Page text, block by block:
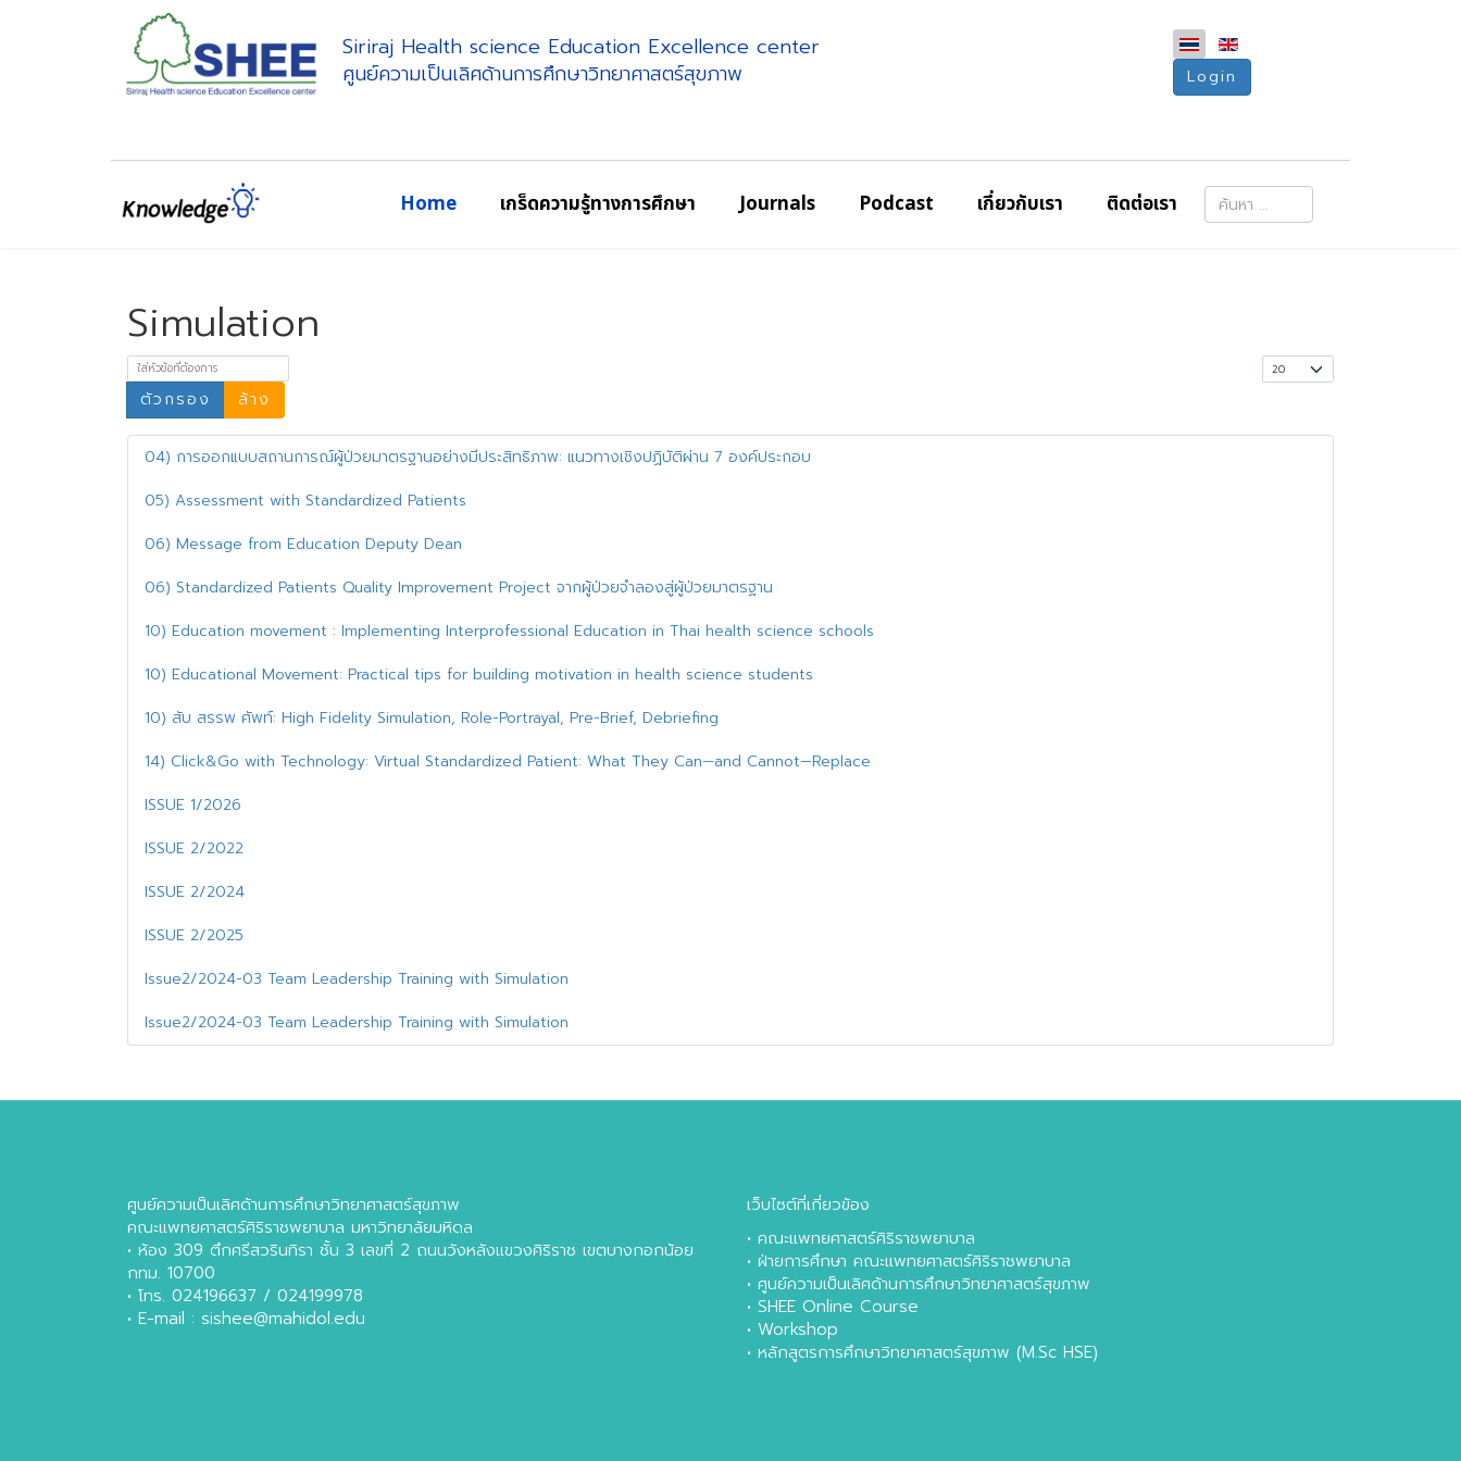
Siriraj Health science Education Excellence center
ศูนย์ความเป็นเลิศด้านการศึกษาวิทยาศาสตร์สุขภาพ
Login
Home เกร็ดความรู้ทางการศึกษา Journals Podcast เกี่ยวกับเรา ติดต่อเรา
การค้นหา
Simulation
ใส่หัวข้อที่ต้องการ
ตัวกรอง
ล้าง
แสดง #
04) การออกแบบสถานการณ์ผู้ป่วยมาตรฐานอย่างมีประสิทธิภาพ: แนวทางเชิงปฏิบัติผ่าน 7 องค์ประกอบ
05) Assessment with Standardized Patients
06) Message from Education Deputy Dean
06) Standardized Patients Quality Improvement Project จากผู้ป่วยจำลองสู่ผู้ป่วยมาตรฐาน
10) Education movement : Implementing Interprofessional Education in Thai health science schools
10) Educational Movement: Practical tips for building motivation in health science students
10) สับ สรรพ ศัพท์: High Fidelity Simulation, Role-Portrayal, Pre-Brief, Debriefing
14) Click&Go with Technology: Virtual Standardized Patient: What They Can—and Cannot—Replace
ISSUE 1/2026
ISSUE 2/2022
ISSUE 2/2024
ISSUE 2/2025
Issue2/2024-03 Team Leadership Training with Simulation
Issue2/2024-03 Team Leadership Training with Simulation
ศูนย์ความเป็นเลิศด้านการศึกษาวิทยาศาสตร์สุขภาพ
คณะแพทยศาสตร์ศิริราชพยาบาล มหาวิทยาลัยมหิดล
• ห้อง 309 ตึกศรีสวรินทิรา ชั้น 3 เลขที่ 2 ถนนวังหลังแขวงศิริราช เขตบางกอกน้อย
กทม. 10700
• โทร. 024196637 / 024199978
• E-mail : sishee@mahidol.edu
เว็บไซต์ที่เกี่ยวข้อง
• คณะแพทยศาสตร์ศิริราชพยาบาล
• ฝ่ายการศึกษา คณะแพทยศาสตร์ศิริราชพยาบาล
• ศูนย์ความเป็นเลิศด้านการศึกษาวิทยาศาสตร์สุขภาพ
• SHEE Online Course
• Workshop
• หลักสูตรการศึกษาวิทยาศาสตร์สุขภาพ (M.Sc HSE)